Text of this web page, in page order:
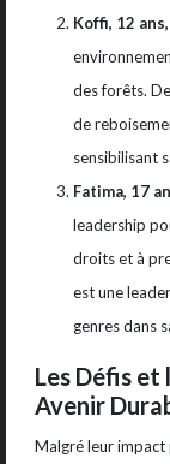
Koffi, 12
des forêts.
de
sensibilisant
Fatima, 17
leadership
droits et à
est une
genres dans
Les Défis et
Avenir
Malgré leur impact